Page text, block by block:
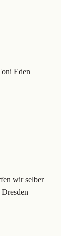
Eden
wir selber